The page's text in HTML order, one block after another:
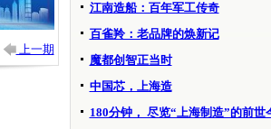
上一期
江南造船：百年军工传奇
百雀羚：老品牌的焕新记
魔都创智正当时
中国芯，上海造
180分钟， 尽览“上海制造”的前世